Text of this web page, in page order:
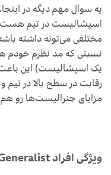
یه سوال مهم دیگه در
اسپشالیست در تیم
مختلفی می‌تونه داشته
یک اسپشالیست) این
رقابت در سطح بالا در
مزایای جنرالیست‌ها رو
ویژگی افراد Generalist